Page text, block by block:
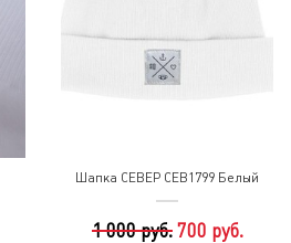
Шапка СЕВЕР СЕВ1799 Белый
1 000 руб. 700 руб.